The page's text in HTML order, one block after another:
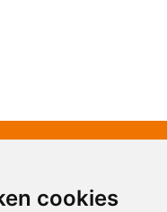
cookies
helpen u graag